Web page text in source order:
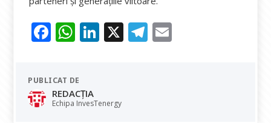
F
e
b
o
W
at
s
A
Li
dI
X T
PUBLICAT DE
REDACȚIA
Echipa InvesTenergy